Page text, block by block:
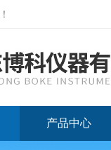
！
产品中心